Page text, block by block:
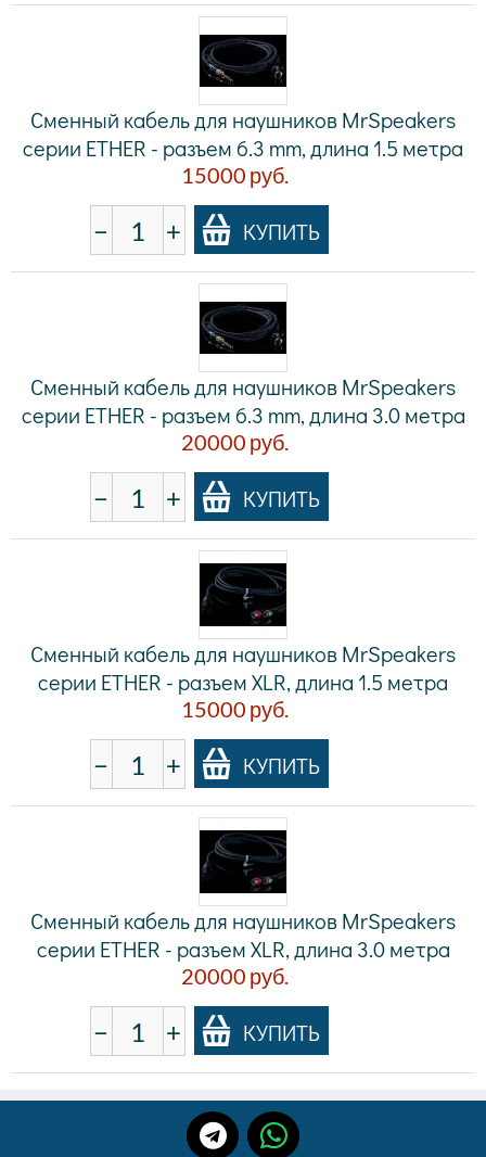
Сменный кабель для наушников MrSpeakers
серии ETHER - разъем 6.3 mm, длина 1.5 метра
15000 руб.
− + КУПИТЬ
Сменный кабель для наушников MrSpeakers
серии ETHER - разъем 6.3 mm, длина 3.0 метра
20000 руб.
− + КУПИТЬ
Сменный кабель для наушников MrSpeakers
серии ETHER - разъем XLR, длина 1.5 метра
15000 руб.
− + КУПИТЬ
Сменный кабель для наушников MrSpeakers
серии ETHER - разъем XLR, длина 3.0 метра
20000 руб.
− + КУПИТЬ